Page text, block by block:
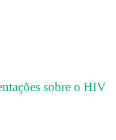
sobre o HIV